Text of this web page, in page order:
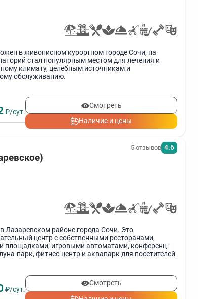
в живописном курортном городе Сочи, на
стал популярным местом для лечения и
климату, целебным источникам и
обслуживанию.
₽/сут.
Смотреть
Наличие и цены
5 отзывов 4.6
Лазаревском районе города Сочи. Это
центр с собственными ресторанами,
площадками, игровыми автоматами, конференц-
парк, фитнес-центр и аквапарк для посетителей
₽/сут.
Смотреть